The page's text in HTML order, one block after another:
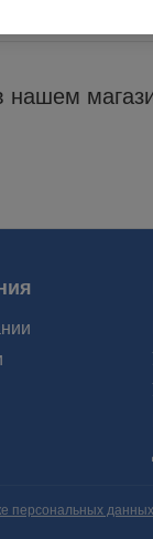
нашем
персональных данных